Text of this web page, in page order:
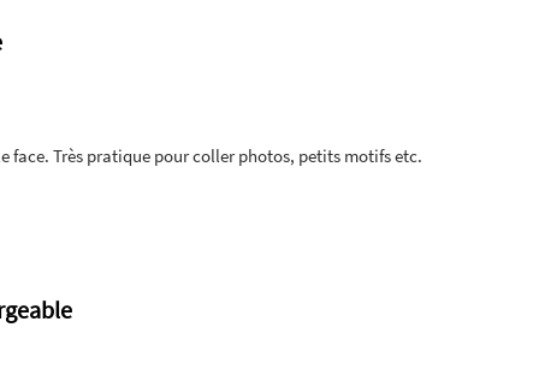
face. Très pratique pour coller photos, petits motifs etc.